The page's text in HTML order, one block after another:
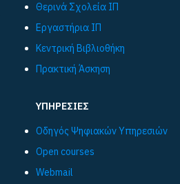
Θερινά Σχολεία ΙΠ
Εργαστήρια ΙΠ
Κεντρική Βιβλιοθήκη
Πρακτική Άσκηση
ΥΠΗΡΕΣΙΕΣ
Οδηγός Ψηφιακών Υπηρεσιών
Open courses
Webmail